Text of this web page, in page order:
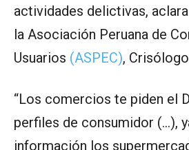
actividades delictivas,
la Asociación Peruana de
Usuarios (ASPEC),
“Los comercios te piden el
perfiles de consumidor (…),
información los